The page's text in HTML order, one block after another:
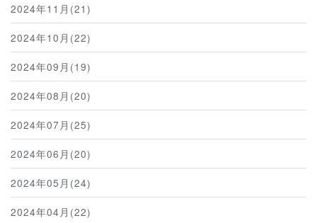
2024年11月(21)
2024年10月(22)
2024年09月(19)
2024年08月(20)
2024年07月(25)
2024年06月(20)
2024年05月(24)
2024年04月(22)